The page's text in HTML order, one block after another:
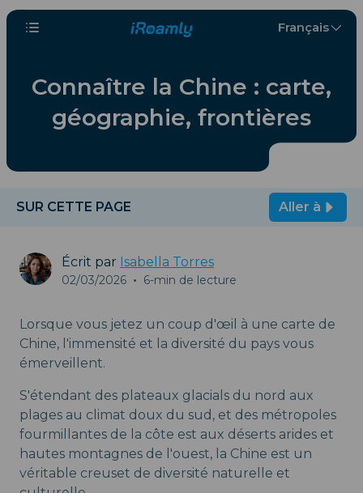
Français
Connaître la Chine : carte,
géographie, frontières
SUR CETTE PAGE Aller à
Écrit par Isabella Torres
02/03/2026 • 6-min de lecture
Lorsque vous jetez un coup d'œil à une carte de
Chine, l'immensité et la diversité du pays vous
émerveillent.
S'étendant des plateaux glacials du nord aux
plages au climat doux du sud, et des métropoles
fourmillantes de la côte est aux déserts arides et
hautes montagnes de l'ouest, la Chine est un
véritable creuset de diversité naturelle et